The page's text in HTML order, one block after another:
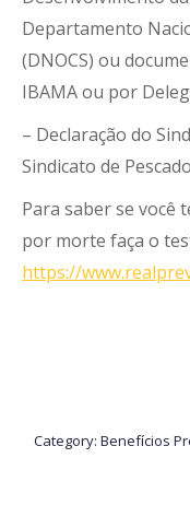
Departamento
(DNOCS) ou
IBAMA ou por
– Declaração do
Sindicato de
Para saber se você
por morte faça o
https://
Category: Benefícios